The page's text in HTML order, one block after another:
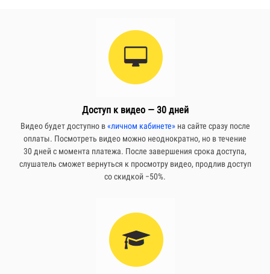
Доступ к видео — 30 дней
Видео будет доступно в«личном кабинете»на сайте сразу после
оплаты. Посмотреть видео можно неоднократно, но в течение
30 дней с момента платежа. После завершения срока доступа,
слушатель сможет вернуться к просмотру видео, продлив доступ
со скидкой −50%.